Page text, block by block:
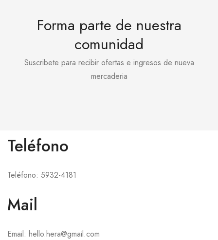
Forma parte de nuestra
comunidad
Suscribete para recibir ofertas e ingresos de nueva
mercaderia
Teléfono
Teléfono: 5932-4181
Mail
Email: hello.hera@gmail.com